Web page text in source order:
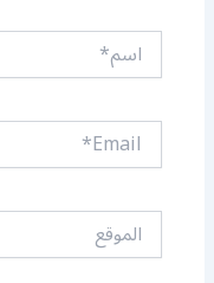
اسم*
Email*
الموقع